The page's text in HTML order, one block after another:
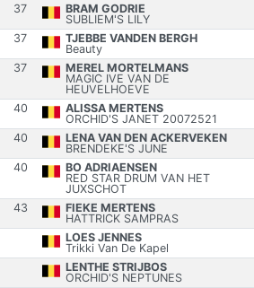
37
BRAM GODRIE
SUBLIEM'S LILY
37
TJEBBE VANDEN BERGH
Beauty
37
MEREL MORTELMANS
MAGIC IVE VAN DE
HEUVELHOEVE
40
ALISSA MERTENS
ORCHID'S JANET 20072521
40
LENA VAN DEN ACKERVEKEN
BRENDEKE'S JUNE
40
BO ADRIAENSEN
RED STAR DRUM VAN HET
JUXSCHOT
43
FIEKE MERTENS
HATTRICK SAMPRAS
LOES JENNES
Trikki Van De Kapel
LENTHE STRIJBOS
ORCHID'S NEPTUNES